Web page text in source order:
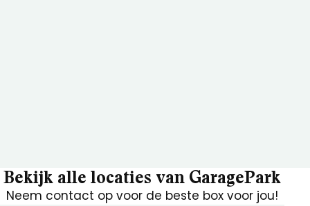
Bekijk alle locaties van GaragePark
Neem contact op voor de beste box voor jou!